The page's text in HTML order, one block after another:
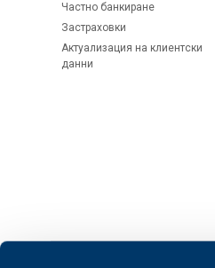
Частно банкиране
Застраховки
Актуализация на клиентски
данни